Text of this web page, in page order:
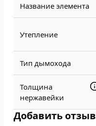
Название элемента
Утепление
Тип дымохода
Толщина
нержавейки
Добавить отзыв